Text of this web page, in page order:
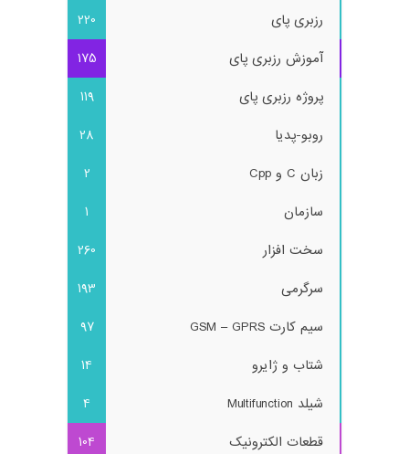
رزبری پای
220
آموزش رزبری پای
175
پروژه رزبری پای
119
روبو-پدیا
28
زبان C و Cpp
2
سازمان
1
سخت افزار
260
سرگرمی
193
سیم کارت GSM – GPRS
97
شتاب و ژایرو
14
شیلد Multifunction
4
قطعات الکترونیک
104